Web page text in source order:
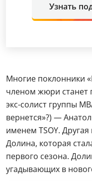
Узнать
Многие поклонники
членом жюри станет
экс-солист группы
вернется»?) —
именем TSOY.
Долина, которая
первого сезона.
угадывающих в